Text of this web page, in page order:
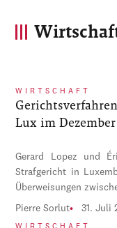
WIRTSCHAFT
Lux im Dezember
Gerard Lopez und
Strafgericht in
Überweisungen
Pierre Sorlut 31. Juli